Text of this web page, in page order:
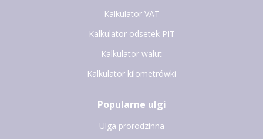
Kalkulator VAT
Kalkulator odsetek PIT
Kalkulator walut
Kalkulator kilometrówki
Popularne ulgi
Ulga prorodzinna